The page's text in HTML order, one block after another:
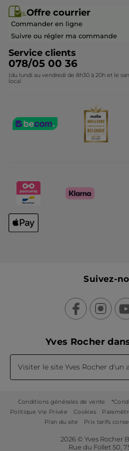
Collection de Noël
Questions & Réponses
Contactez-nous
Devenir franchisé ou gérant
Offre courrier
Commander en ligne
Suivre ou régler ma commande
Service clients
078/05 00 36
(du lundi au vendredi de 8h30 à 20h et le
local
Suivez-
Yves Rocher
Visiter le site Yves Rocher d'un
Conditions générales de vente
Politique Vie Privée
Cookies
Plan du site
Prix tarifs
2026 © Yves Rocher
Rue du Follet 50,